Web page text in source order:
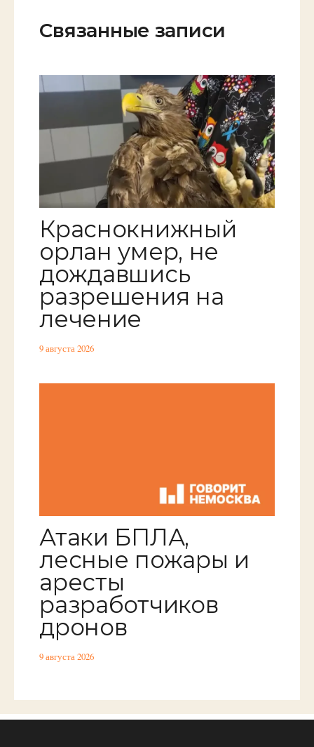
Связанные записи
Краснокнижный
орлан умер, не
дождавшись
разрешения на
лечение
9 августа 2026
Атаки БПЛА,
лесные пожары и
аресты
разработчиков
дронов
9 августа 2026